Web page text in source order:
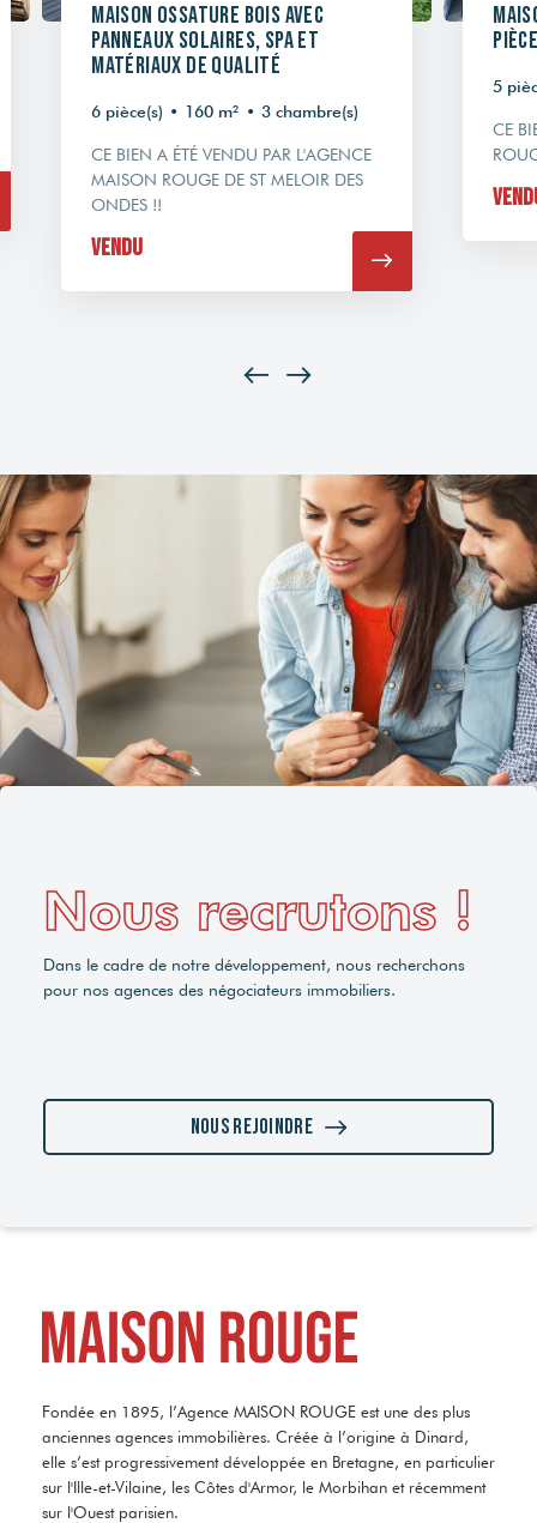
Maison ossature bois avec
panneaux solaires, SPA et
matériaux de qualité
6 pièce(s) • 160 m² • 3 chambre(s)
CE BIEN A ÉTÉ VENDU PAR L'AGENCE
MAISON ROUGE DE ST MELOIR DES
ONDES !!
Vendu
5
CE
Nous recrutons !
Dans le cadre de notre développement, nous recherchons
pour nos agences des négociateurs immobiliers.
Nous rejoindre
Fondée en 1895, l’Agence MAISON ROUGE est une des plus
anciennes agences immobilières. Créée à l’origine à Dinard,
elle s’est progressivement développée en Bretagne, en particulier
sur l'Ille-et-Vilaine, les Côtes d'Armor, le Morbihan et récemment
sur l'Ouest parisien.